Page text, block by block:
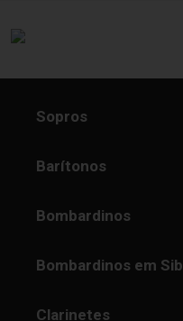
Sopros
Barítonos
Bombardinos
Bombardinos em Sib
Clarinetes